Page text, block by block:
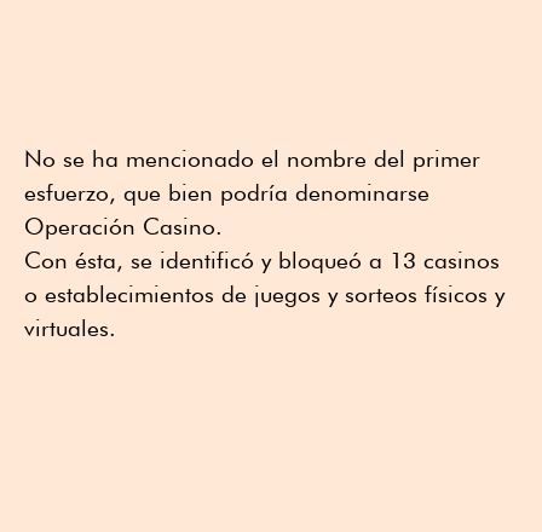
No se ha mencionado el nombre del primer
esfuerzo, que bien podría denominarse
Operación Casino.
Con ésta, se identificó y bloqueó a 13 casinos
o establecimientos de juegos y sorteos físicos y
virtuales.